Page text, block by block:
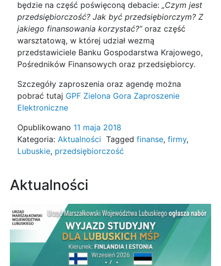
będzie na część poświęconą debacie: „Czym jest
przedsiębiorczość? Jak być przedsiębiorczym? Z
jakiego finansowania korzystać?”oraz część
warsztatową, w której udział wezmą
przedstawiciele Banku Gospodarstwa Krajowego,
Pośredników Finansowych oraz przedsiębiorcy.
Szczegóły zaproszenia oraz agendę można
pobrać tutaj GPF Zielona Gora Zaproszenie
Elektroniczne
Opublikowano 11 maja 2018
Kategoria: Aktualności Tagged finanse, firmy,
Lubuskie, przedsiębiorczość
Aktualności